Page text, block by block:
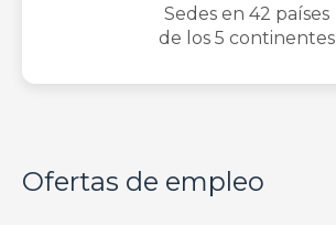
Sedes en 42 países
de los 5 continentes
Ofertas de empleo